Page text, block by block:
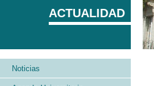
ACTUALIDAD
Noticias